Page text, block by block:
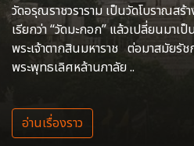
วัดอรุณราชวราราม เป็นวัดโบราณส
เรียกว่า “วัดมะกอก” แล้วเปลี่ยนมาเ
พระเจ้าตากสินมหาราช ต่อมาสมัยรัช
พระพุทธเลิศหล้านภาลัย ..
อ่านเรื่องราว